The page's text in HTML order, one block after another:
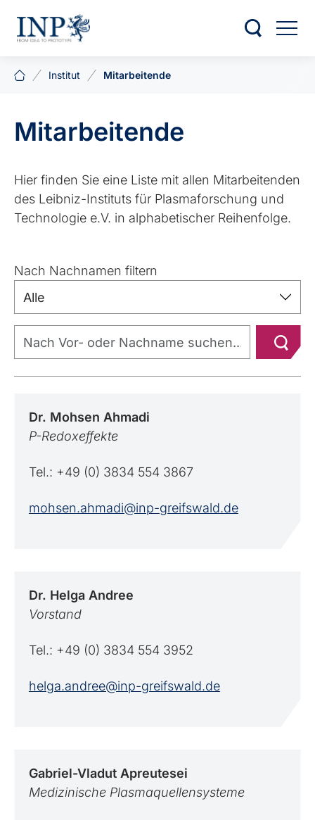
Institut Mitarbeitende
Mitarbeitende
Hier fin­den Sie ei­ne Lis­te mit al­len Mit­ar­bei­tenden
des Leib­niz-In­sti­tuts für Plas­ma­for­schung und
Tech­no­lo­gie e.V. in al­pha­be­ti­scher Rei­hen­fol­ge.
Nach Nachnamen filtern
Dr. Mohsen Ahmadi
P-Redoxeffekte
Tel.: +49 (0) 3834 554 3867
mohsen.ahmadi@inp-greifswald.de
Dr. Helga Andree
Vorstand
Tel.: +49 (0) 3834 554 3952
helga.andree@inp-greifswald.de
Gabriel-Vladut Apreutesei
Medizinische Plasmaquellensysteme